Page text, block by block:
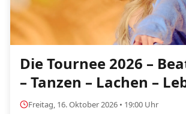
Die Tournee 2026 –
– Tanzen – Lachen –
Freitag, 16. Oktober 2026 • 19:00 Uhr